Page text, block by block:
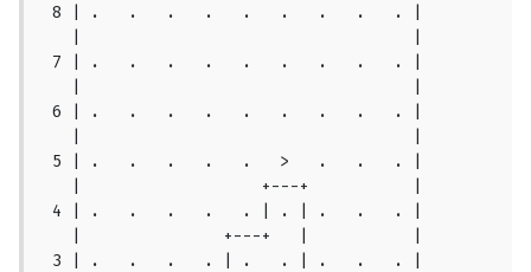
8 | .   .   .   .   .   .   .   .   . |
7 | .   .   .   .   .   .   .   .   . |
6 | .   .   .   .   .   .   .   .   . |
5 | .   .   .   .   .   >   .   .   . |
   |                   +---+           |
4 | .   .   .   .   . | . | .   .   . |
   |               +---+   |           |
3 | .   .   .   . | .   . | .   .   . |